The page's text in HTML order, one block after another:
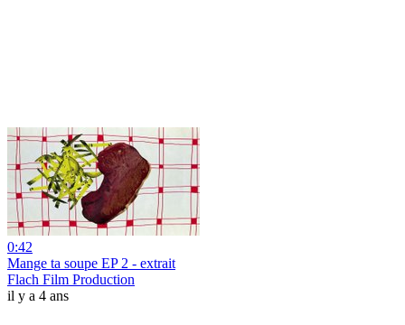
0:42
Mange ta soupe EP 2 - extrait
Flach Film Production
il y a 4 ans